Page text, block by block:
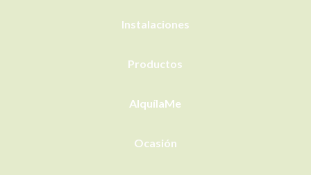
Instalaciones
Productos
AlquílaMe
Ocasión